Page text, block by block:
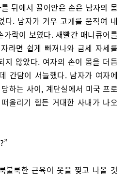
뒤에서 끌어안은 손은 남자의 몸
다. 남자가 겨우 고개를 움직여 내
가락이 보였다. 새빨간 매니큐어를
라면 쉽게 빠져나와 금세 자세를
지 않았다. 여자의 손이 몸을 더듬
간담이 서늘했다. 남자가 여자에
하는 사이, 계단실에서 미국 프로
올리기 힘든 거대한 사내가 나오
불룩한 근육이 옷을 찢고 나올 것